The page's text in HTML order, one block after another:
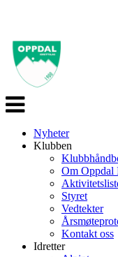
Veksle
navigasjon
Nyheter
Klubben
Om Oppdal
Styret
Vedtekter
Kontakt oss
Idretter